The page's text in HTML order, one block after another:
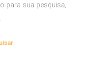
para sua pesquisa,